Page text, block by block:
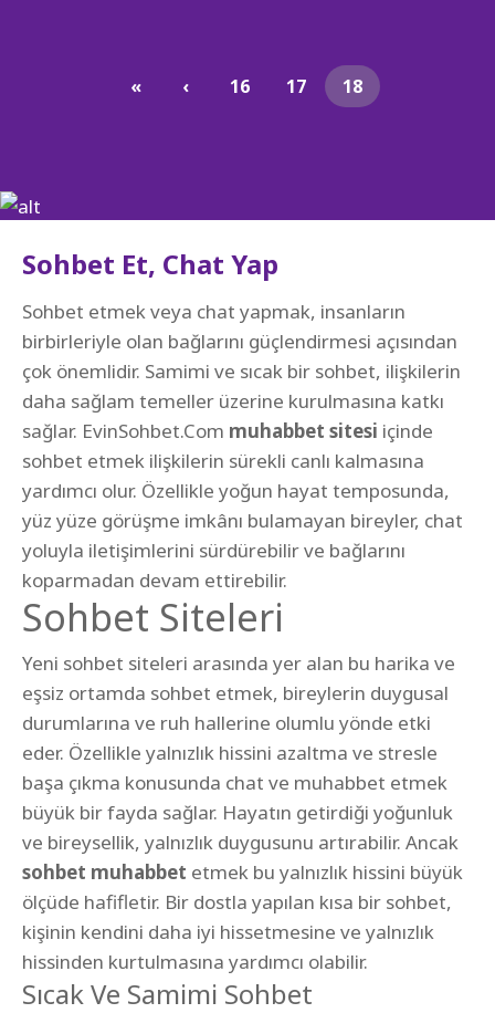
« ‹ Sayfa
16 Sayfa
17 Geçerli Sayfa
18
Sohbet Et, Chat Yap
Sohbet etmek veya chat yapmak, insanların
birbirleriyle olan bağlarını güçlendirmesi açısından
çok önemlidir. Samimi ve sıcak bir sohbet, ilişkilerin
daha sağlam temeller üzerine kurulmasına katkı
sağlar. EvinSohbet.Com muhabbet sitesi içinde
sohbet etmek ilişkilerin sürekli canlı kalmasına
yardımcı olur. Özellikle yoğun hayat temposunda,
yüz yüze görüşme imkânı bulamayan bireyler, chat
yoluyla iletişimlerini sürdürebilir ve bağlarını
koparmadan devam ettirebilir.
Sohbet Siteleri
Yeni sohbet siteleri arasında yer alan bu harika ve
eşsiz ortamda sohbet etmek, bireylerin duygusal
durumlarına ve ruh hallerine olumlu yönde etki
eder. Özellikle yalnızlık hissini azaltma ve stresle
başa çıkma konusunda chat ve muhabbet etmek
büyük bir fayda sağlar. Hayatın getirdiği yoğunluk
ve bireysellik, yalnızlık duygusunu artırabilir. Ancak
sohbet muhabbet etmek bu yalnızlık hissini büyük
ölçüde hafifletir. Bir dostla yapılan kısa bir sohbet,
kişinin kendini daha iyi hissetmesine ve yalnızlık
hissinden kurtulmasına yardımcı olabilir.
Sıcak Ve Samimi Sohbet